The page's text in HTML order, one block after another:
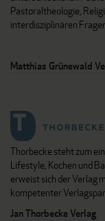
Pastoraltheologie,
interdisziplinären
Matthias Grünewald
Thorbecke steht zum
Lifestyle, Kochen und
erweist sich der Verlag
kompetenter
Jan Thorbecke Verlag